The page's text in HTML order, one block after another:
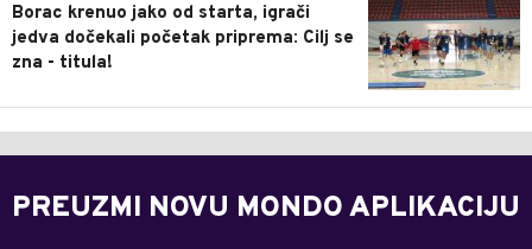
Borac krenuo jako od starta, igrači
jedva dočekali početak priprema: Cilj se
zna - titula!
PREUZMI NOVU MONDO APLIKACIJU